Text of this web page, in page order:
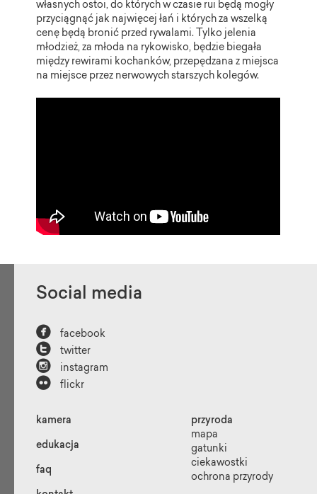
własnych ostoi, do których w czasie rui będą mogły
przyciągnąć jak najwięcej łań i których za wszelką
cenę będą bronić przed rywalami. Tylko jelenia
młodzież, za młoda na rykowisko, będzie biegała
między rewirami kochanków, przepędzana z miejsca
na miejsce przez nerwowych starszych kolegów.
Social media
 facebook
 twitter
 instagram
 flickr
kamera
edukacja
faq
przyroda
mapa
gatunki
ciekawostki
ochrona przyrody